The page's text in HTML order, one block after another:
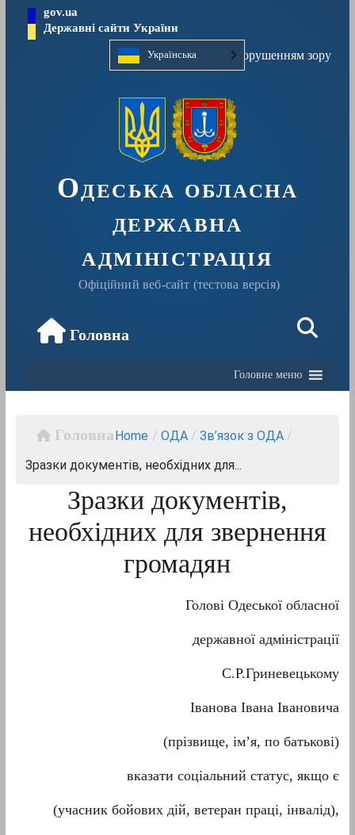
вмісту
gov.ua
Державні сайти України
УкраїнськаЛюдям із порушенням зору
Одеська обласна
державна
адміністрація
Офіційний веб-сайт (тестова версія)
Головне меню
Home / OДА / Зв’язок з ОДА /
Зразки документів, необхідних для...
Зразки документів,
необхідних для звернення
громадян
Голові Одеської обласної
державної адміністрації
С.Р.Гриневецькому
Іванова Івана Івановича
(прізвище, ім’я, по батькові)
вказати соціальний статус, якщо є
(учасник бойових дій, ветеран праці, інвалід),